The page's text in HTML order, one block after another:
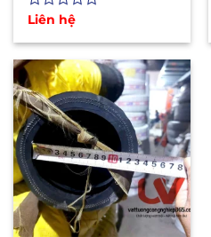
Được
hạng
0
5
sao
Liên hệ